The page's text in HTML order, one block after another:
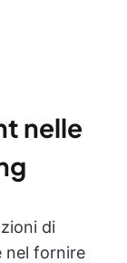
nelle
di
nel fornire